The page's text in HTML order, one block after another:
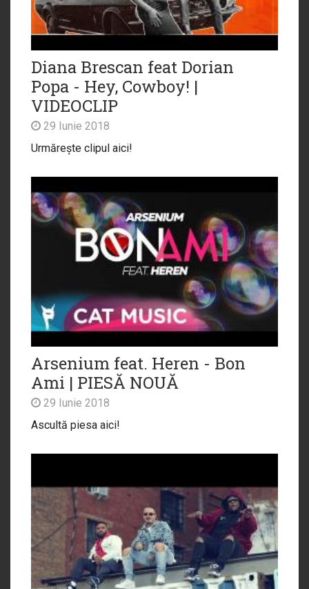
Diana Brescan feat Dorian
Popa - Hey, Cowboy! |
VIDEOCLIP
29 Iunie 2018
Urmărește clipul aici!
Arsenium feat. Heren - Bon
Ami | PIESĂ NOUĂ
29 Iunie 2018
Ascultă piesa aici!